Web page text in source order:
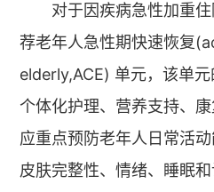
对于因疾病急性加重
荐老年人急性期快速恢复
elderly,ACE) 单元，该单元
个体化护理、营养支持、
应重点预防老年人日常活动
皮肤完整性、情绪、睡眠